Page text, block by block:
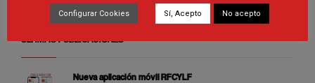
ÚLTIMAS PUBLICACIONES
Nueva aplicación móvil RFCYLF
Configurar Cookies Sí, Acepto No acepto